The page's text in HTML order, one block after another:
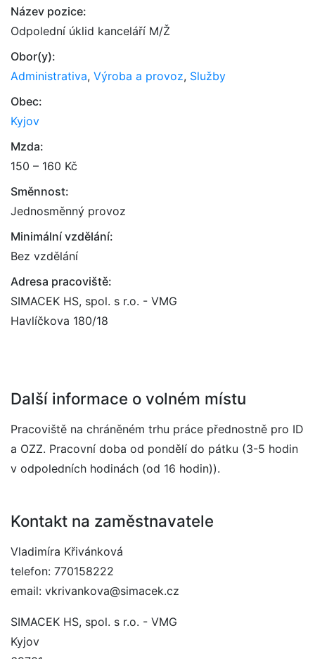
Název pozice:
Odpolední úklid kanceláří M/Ž
Obor(y):
Administrativa, Výroba a provoz, Služby
Obec:
Kyjov
Mzda:
150 – 160 Kč
Směnnost:
Jednosměnný provoz
Minimální vzdělání:
Bez vzdělání
Adresa pracoviště:
SIMACEK HS, spol. s r.o. - VMG
Havlíčkova 180/18
Další informace o volném místu
Pracoviště na chráněném trhu práce přednostně pro ID
a OZZ. Pracovní doba od pondělí do pátku (3-5 hodin
v odpoledních hodinách (od 16 hodin)).
Kontakt na zaměstnavatele
Vladimíra Křivánková
telefon: 770158222
email: vkrivankova@simacek.cz
SIMACEK HS, spol. s r.o. - VMG
Kyjov